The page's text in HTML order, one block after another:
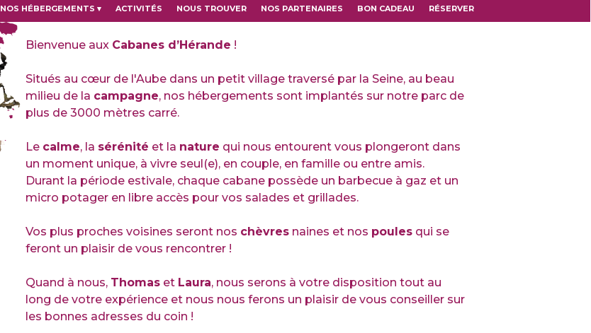
Bienvenue aux Cabanes d’Hérande !
Situés au cœur de l'Aube dans un petit village traversé par la Seine, au beau
milieu de la campagne, nos hébergements sont implantés sur notre parc de
plus de 3000 mètres carré.
Le calme, la sérénité et la nature qui nous entourent vous plongeront dans
un moment unique, à vivre seul(e), en couple, en famille ou entre amis.
Durant la période estivale, chaque cabane possède un barbecue à gaz et un
micro potager en libre accès pour vos salades et grillades.
Vos plus proches voisines seront nos chèvresnaines et nos poulesqui se
feront un plaisir de vous rencontrer !
Quand à nous, Thomaset Laura, nous serons à votre disposition tout au
long de votre expérience et nous nous ferons un plaisir de vous conseiller sur
les bonnes adresses du coin !
NOS HÉBERGEMENTS ▾ ACTIVITÉS NOUS TROUVER NOS PARTENAIRES BON CADEAU RÉSERVER